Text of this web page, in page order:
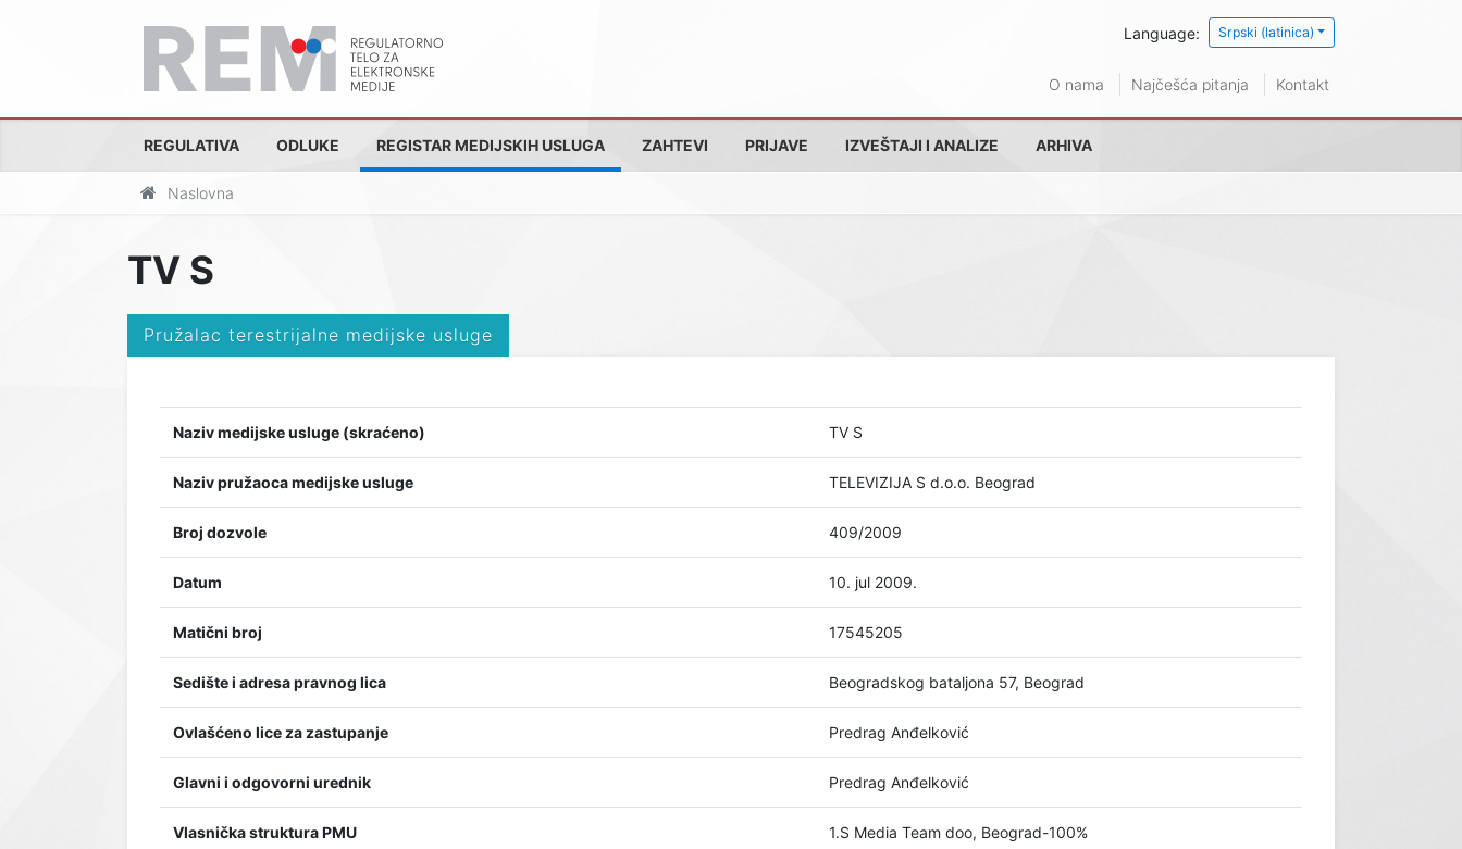
Language: Srpski (latinica)
O nama Najčešća pitanja Kontakt
REGULATIVA ODLUKE REGISTAR MEDIJSKIH USLUGA ZAHTEVI PRIJAVE IZVEŠTAJI I ANALIZE ARHIVA
Naslovna
TV S
Pružalac terestrijalne medijske usluge
Naziv medijske usluge (skraćeno) TV S
Naziv pružaoca medijske usluge TELEVIZIJA S d.o.o. Beograd
Broj dozvole 409/2009
Datum 10. jul 2009.
Matični broj 17545205
Sedište i adresa pravnog lica Beogradskog bataljona 57, Beograd
Ovlašćeno lice za zastupanje Predrag Anđelković
Glavni i odgovorni urednik Predrag Anđelković
Vlasnička struktura PMU 1.S Media Team doo, Beograd-100%